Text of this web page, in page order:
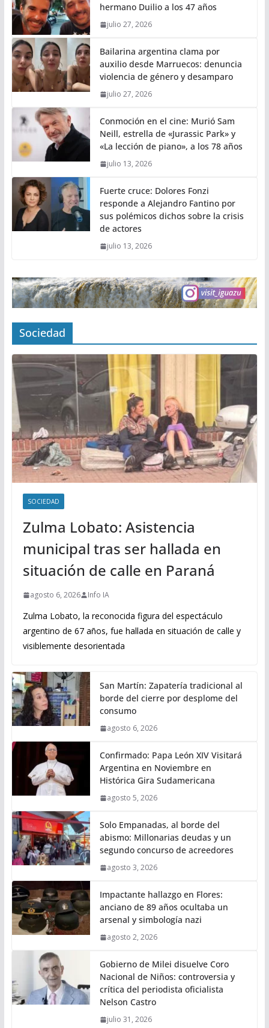
hermano Duilio a los 47 años
julio 27, 2026
Bailarina argentina clama por
auxilio desde Marruecos: denuncia
violencia de género y desamparo
julio 27, 2026
Conmoción en el cine: Murió Sam
Neill, estrella de «Jurassic Park» y
«La lección de piano», a los 78 años
julio 13, 2026
Fuerte cruce: Dolores Fonzi
responde a Alejandro Fantino por
sus polémicos dichos sobre la crisis
de actores
julio 13, 2026
Sociedad
SOCIEDAD
Zulma Lobato: Asistencia
municipal tras ser hallada en
situación de calle en Paraná
agosto 6, 2026 Info IA
Zulma Lobato, la reconocida figura del espectáculo
argentino de 67 años, fue hallada en situación de calle y
visiblemente desorientada
San Martín: Zapatería tradicional al
borde del cierre por desplome del
consumo
agosto 6, 2026
Confirmado: Papa León XIV Visitará
Argentina en Noviembre en
Histórica Gira Sudamericana
agosto 5, 2026
Solo Empanadas, al borde del
abismo: Millonarias deudas y un
segundo concurso de acreedores
agosto 3, 2026
Impactante hallazgo en Flores:
anciano de 89 años ocultaba un
arsenal y simbología nazi
agosto 2, 2026
Gobierno de Milei disuelve Coro
Nacional de Niños: controversia y
crítica del periodista oficialista
Nelson Castro
julio 31, 2026